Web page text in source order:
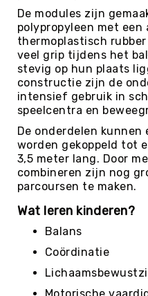
Rugby
Scouting/
Slacklinen
Skate
Sporten
Spikeball
Squash
Steppen
Tafeltennis
Tafelvoetbal
Tchoukbal
Ballen
De modules zijn
polypropyleen met een
thermoplastisch
veel grip tijdens het
stevig op hun plaats
constructie zijn de
intensief gebruik in
speelcentra en
De onderdelen kunnen
worden gekoppeld tot
3,5 meter lang. Door
combineren zijn nog
parcoursen te maken.
Wat leren kinderen?
Balans
Coördinatie